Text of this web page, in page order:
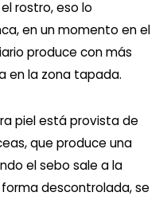
rostro, eso lo
en un momento en el
produce con más
en la zona tapada.
piel está provista de
que produce una
el sebo sale a la
descontrolada, se